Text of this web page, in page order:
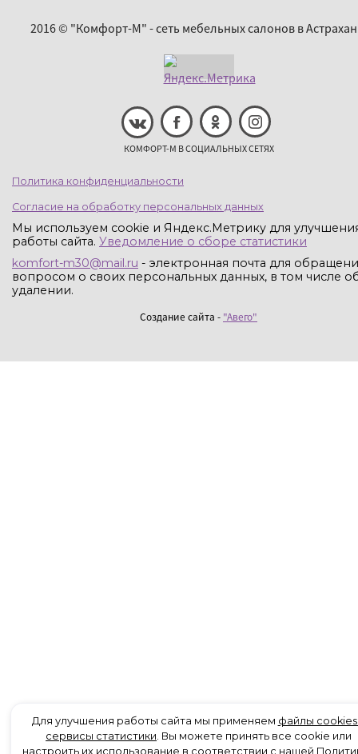
2016 © "Комфорт-М" - сеть мебельных салонов в
КОМФОРТ-М В СОЦИАЛЬНЫХ СЕТЯХ
Политика конфиденциальности
Согласие на обработку персональных данных
Мы используем cookie и Яндекс.Метрику для
работы сайта. Уведомление о сборе статистики
komfort-m30@mail.ru - электронная почта для
вопросом о своих персональных данных, в том числе
удалении.
Создание сайта - "Авего"
Для улучшения работы сайта мы применяем файлы cookies
сервисы статистики. Вы можете принять все cookie или
настроить их использование в соответствии с нашей